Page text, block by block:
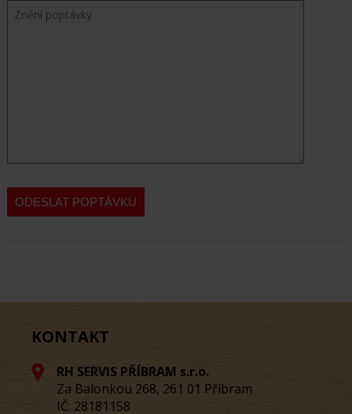
KONTAKT
RH SERVIS PŘÍBRAM s.r.o.
Za Balonkou 268, 261 01 Příbram
IČ: 28181158